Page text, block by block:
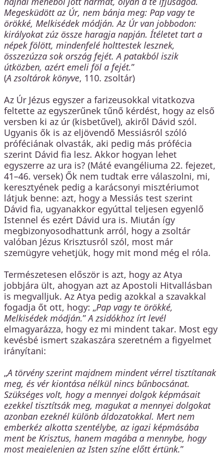
Megesküdött az Úr, nem bánja meg: Pap vagy te
örökké, Melkisédek módján. Az Úr van jobbodon:
királyokat zúz össze haragja napján. Ítéletet tart a
népek fölött, mindenfelé holttestek lesznek,
összezúzza sok ország fejét. A patakból iszik
útközben, azért emeli föl a fejét.”
(A zsoltárok könyve, 110. zsoltár)
Az Úr Jézus egyszer a farizeusokkal vitatkozva
feltette az egyszerűnek tűnő kérdést, hogy az első
versben ki az úr (kisbetűvel), akiről Dávid szól.
Ugyanis ők is az eljövendő Messiásról szóló
próféciának olvasták, aki pedig más prófécia
szerint Dávid fia lesz. Akkor hogyan lehet
egyszerre az ura is? (Máté evangéliuma 22. fejezet,
41–46. versek) Ők nem tudtak erre válaszolni, mi,
keresztyének pedig a karácsonyi misztériumot
látjuk benne: azt, hogy a Messiás test szerint
Dávid fia, ugyanakkor egyúttal teljesen egyenlő
Istennel és ezért Dávid ura is. Miután így
megbizonyosodhattunk arról, hogy a zsoltár
valóban Jézus Krisztusról szól, most már
szemügyre vehetjük, hogy mit mond még el róla.
Természetesen először is azt, hogy az Atya
jobbjára ült, ahogyan azt az Apostoli Hitvallásban
is megvalljuk. Az Atya pedig azokkal a szavakkal
fogadja őt ott, hogy: „Pap vagy te örökké,
Melkisédek módján.”A zsidókhoz írt levél
elmagyarázza, hogy ez mi mindent takar. Most egy
kevésbé ismert szakaszára szeretném a figyelmet
irányítani:
„A törvény szerint majdnem mindent vérrel tisztítanak
meg, és vér kiontása nélkül nincs bűnbocsánat.
Szükséges volt, hogy a mennyei dolgok képmásait
ezekkel tisztítsák meg, magukat a mennyei dolgokat
azonban ezeknél különb áldozatokkal. Mert nem
emberkéz alkotta szentélybe, az igazi képmásába
ment be Krisztus, hanem magába a mennybe, hogy
most megjelenjen az Isten színe előtt értünk.”